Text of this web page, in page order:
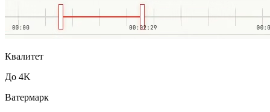
Квалитет
До 4K
Ватермарк